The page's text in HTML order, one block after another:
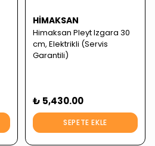
HIMAKSAN
Himaksan Pleyt Izgara 30
cm, Elektrikli (Servis
Garantili)
₺ 5,430.00
SEPETE EKLE